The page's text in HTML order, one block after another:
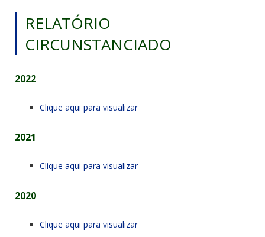
RELATÓRIO
CIRCUNSTANCIADO
2022
Clique aqui para visualizar
2021
Clique aqui para visualizar
2020
Clique aqui para visualizar